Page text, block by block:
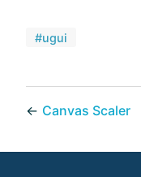
#ugui
← Canvas Scaler